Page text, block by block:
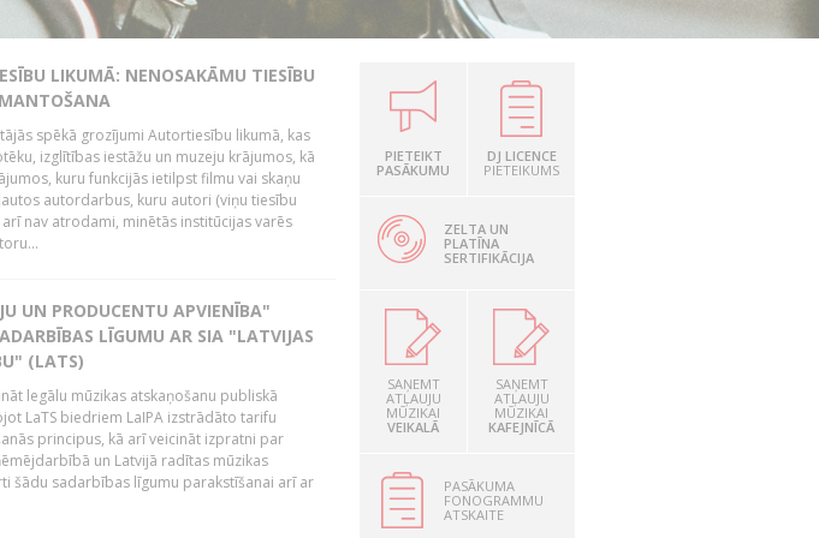
LIKUMĀ: NENOSAKĀMU TIESĪBU
spēkā grozījumi Autortiesību likumā, kas
izglītības iestāžu un muzeju krājumos, kā
kuru funkcijās ietilpst filmu vai skaņu
autordarbus, kuru autori (viņu tiesību
nav atrodami, minētās institūcijas varēs
UN PRODUCENTU APVIENĪBA"
LĪGUMU AR SIA "LATVIJAS
(LATS)
legālu mūzikas atskaņošanu publiskā
LaTS biedriem LaIPA izstrādāto tarifu
principus, kā arī veicināt izpratni par
un Latvijā radītas mūzikas
šādu sadarbības līgumu parakstīšanai arī ar
PIETEIKT
PASĀKUMU
DJ LICENCE
PIETEIKUMS
ZELTA UN
PLATĪNA
SERTIFIKĀCIJA
SAŅEMT
ATĻAUJU
MŪZIKAI
VEIKALĀ
SAŅEMT
ATĻAUJU
MŪZIKAI
KAFEJNĪCĀ
PASĀKUMA
FONOGRAMMU
ATSKAITE